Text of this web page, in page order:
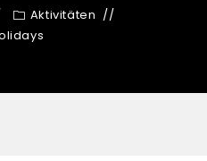
Aktivitäten